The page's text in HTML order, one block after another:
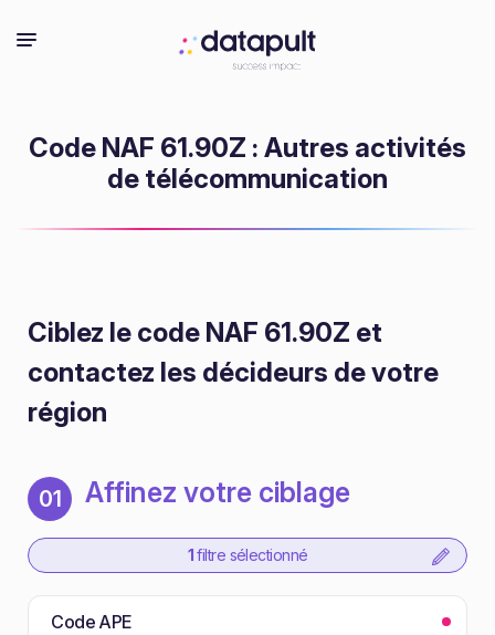
Code NAF 61.90Z : Autres activités
de télécommunication
Ciblez le code NAF 61.90Z et
contactez les décideurs de votre
région
01 Affinez votre ciblage
1 filtre sélectionné
Code APE